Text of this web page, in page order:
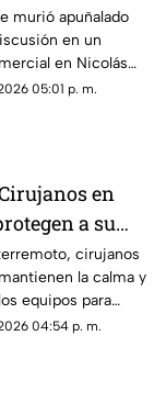
en plena
en Edomex
murió apuñalado
en un
en Nicolás
Conoce los
05:01 p. m.
en
a su
durante un
en la sala de
cirujanos
la calma y
equipos para
paciente en la
04:54 p. m.